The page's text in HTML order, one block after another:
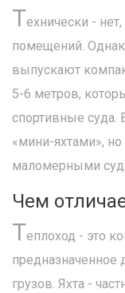
Технически -
помещений.
выпускают
5-6 метров,
спортивные суда.
«мини-яхтами»,
маломерными
Чем
Теплоход - это
предназначенное
грузов. Яхта -